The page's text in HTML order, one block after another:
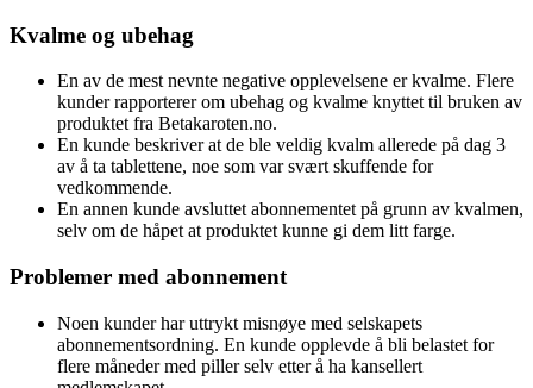
Kvalme og ubehag
En av de mest nevnte negative opplevelsene er kvalme. Flere
kunder rapporterer om ubehag og kvalme knyttet til bruken av
produktet fra Betakaroten.no.
En kunde beskriver at de ble veldig kvalm allerede på dag 3
av å ta tablettene, noe som var svært skuffende for
vedkommende.
En annen kunde avsluttet abonnementet på grunn av kvalmen,
selv om de håpet at produktet kunne gi dem litt farge.
Problemer med abonnement
Noen kunder har uttrykt misnøye med selskapets
abonnementsordning. En kunde opplevde å bli belastet for
flere måneder med piller selv etter å ha kansellert